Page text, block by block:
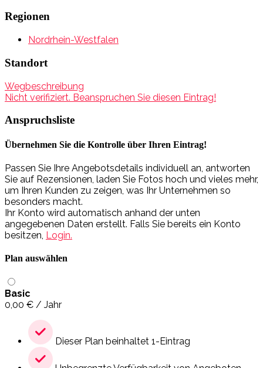
Regionen
Nordrhein-Westfalen
Standort
Wegbeschreibung
Nicht verifiziert. Beanspruchen Sie diesen Eintrag!
Anspruchsliste
Übernehmen Sie die Kontrolle über Ihren Eintrag!
Passen Sie Ihre Angebotsdetails individuell an, antworten
Sie auf Rezensionen, laden Sie Fotos hoch und vieles mehr,
um Ihren Kunden zu zeigen, was Ihr Unternehmen so
besonders macht.
Ihr Konto wird automatisch anhand der unten
angegebenen Daten erstellt. Falls Sie bereits ein Konto
besitzen, Login.
Plan auswählen
Basic
0,00 € / Jahr
Dieser Plan beinhaltet 1-Eintrag